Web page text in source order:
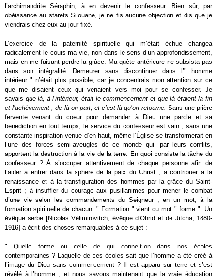
l’archimandrite Séraphin, à en devenir le confesseur. Bien sûr, par
obéissance au starets Silouane, je ne fis aucune objection et dis que je
viendrais chez eux au jour fixé.
L’exercice de la paternité spirituelle qui m’était échue changea
radicalement le cours ma vie, non dans le sens d’un approfondissement,
mais en me faisant perdre la grâce. Ma quête antérieure ne subsista pas
dans son intégralité. Demeurer sans discontinuer dans l’" homme
intérieur " n’était plus possible, car je concentrais mon attention sur ce
que me disaient ceux qui venaient vers moi pour se confesser. Je
savais que là, à l’intérieur, était le commencement et que là étaient la fin
et l’achèvement ; de là on part, et c’est là qu’on retourne. Sans une prière
fervente venant du coeur pour demander à Dieu une parole et sa
bénédiction en tout temps, le service du confesseur est vain ; sans une
constante inspiration venue d’en haut, même l’Église se transformerait en
l’une des forces semi-aveugles de ce monde qui, par leurs conflits,
apportent la destruction à la vie de la terre. En quoi consiste la tâche du
confesseur ? À s’occuper attentivement de chaque personne afin de
l’aider à entrer dans la sphère de la paix du Christ ; à contribuer à la
renaissance et à la transfiguration des hommes par la grâce du Saint-
Esprit ; à insuffler du courage aux pusillanimes pour mener le combat
d’une vie selon les commandements du Seigneur ; en un mot, à la
formation spirituelle de chacun. " Formation " vient du mot " forme ". Un
évêque serbe [Nicolas Vélimirovitch, évêque d’Ohrid et de Jitcha, 1880-
1916] a écrit des choses remarquables à ce sujet :
" Quelle forme ou celle de qui donne-t-on dans nos écoles
contemporaines ? Laquelle de ces écoles sait que l’homme a été créé à
l’image du Dieu sans commencement ? Il est apparu sur terre et s’est
révélé à l’homme ; et nous savons maintenant que la vraie éducation